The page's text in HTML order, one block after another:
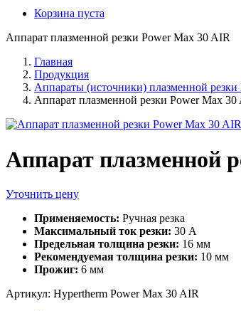
Корзина пуста
Аппарат плазменной резки Power Max 30 AIR
Главная
Продукция
Аппараты (источники) плазменной резки
Аппарат плазменной резки Power Max 30
Аппарат плазменной
Уточнить цену
Применяемость: Ручная резка
Максимальный ток резки: 30 А
Предельная толщина резки: 16 мм
Рекомендуемая толщина резки: 10 мм
Прожиг: 6 мм
Артикул: Hypertherm Power Max 30 AIR